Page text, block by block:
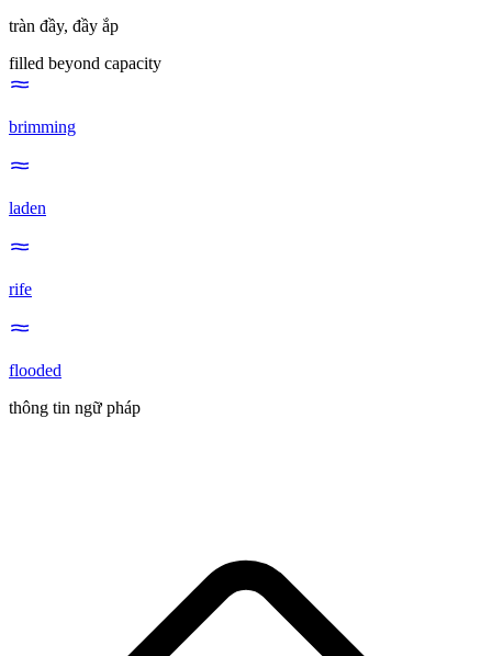
tràn đầy, đầy ắp
filled beyond capacity
brimming
laden
rife
flooded
thông tin ngữ pháp